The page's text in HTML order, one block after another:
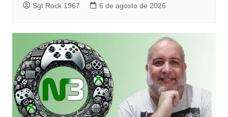
Sgt Rock 1967 6 de agosto de 2026